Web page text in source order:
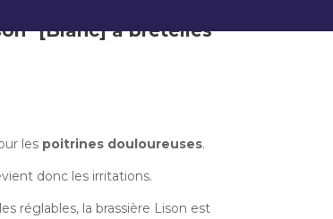
[Blanc] à bretelles
les poitrines douloureuses.
donc les irritations.
réglables, la brassière Lison est